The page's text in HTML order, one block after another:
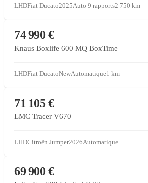
LHDFiat Ducato2025Auto 9 rapports2 750 km
CONCESSIONNAIRE PARTENAIRE
74 990 €
Knaus Boxlife 600 MQ BoxTime
LHDFiat DucatoNewAutomatique1 km
CONCESSIONNAIRE PARTENAIRE
71 105 €
LMC Tracer V670
LHDCitroën Jumper2026Automatique
CONCESSIONNAIRE PARTENAIRE
69 900 €